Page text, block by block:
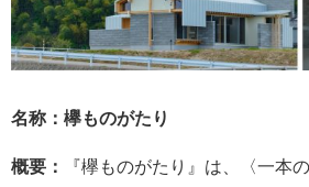
名称：欅ものがたり
概要：
『欅ものがたり』は、〈一本